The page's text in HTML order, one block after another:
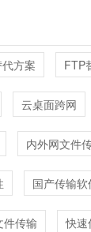
方案 FTP
云桌面跨网
内外网文件
国产传输软
件传输 快速